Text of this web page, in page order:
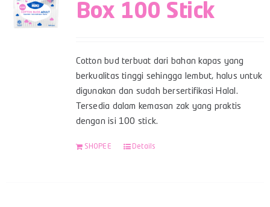
Box 100 Stick
Cotton bud terbuat dari bahan kapas yang
berkualitas tinggi sehingga lembut, halus untuk
digunakan dan sudah bersertifikasi Halal.
Tersedia dalam kemasan zak yang praktis
dengan isi 100 stick.
SHOPEE Details